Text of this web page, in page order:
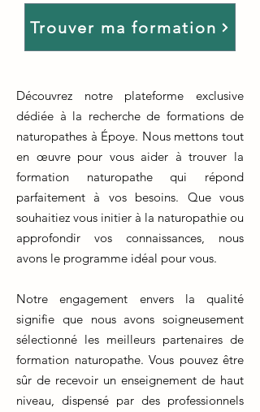
Trouver ma formation
Découvrez notre plateforme exclusive
dédiée à la recherche de formations de
naturopathes à Époye. Nous mettons tout
en œuvre pour vous aider à trouver la
formation naturopathe qui répond
parfaitement à vos besoins. Que vous
souhaitiez vous initier à la naturopathie ou
approfondir vos connaissances, nous
avons le programme idéal pour vous.
Notre engagement envers la qualité
signifie que nous avons soigneusement
sélectionné les meilleurs partenaires de
formation naturopathe. Vous pouvez être
sûr de recevoir un enseignement de haut
niveau, dispensé par des professionnels